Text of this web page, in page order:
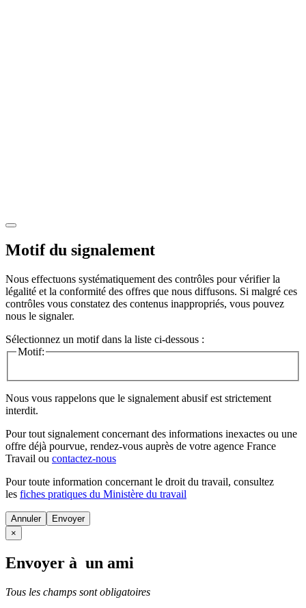
Motif du signalement
Nous effectuons systématiquement des contrôles pour vérifier la
légalité et la conformité des offres que nous diffusons. Si malgré ces
contrôles vous constatez des contenus inappropriés, vous pouvez
nous le signaler.
Sélectionnez un motif dans la liste ci-dessous :
Motif:
Nous vous rappelons que le signalement abusif est strictement
interdit.
Pour tout signalement concernant des informations inexactes ou une
offre déjà pourvue, rendez-vous auprès de votre agence France
Travail ou contactez-nous
Pour toute information concernant le droit du travail, consultez
les fiches pratiques du Ministère du travail
Annuler
×
Envoyer à un ami
Tous les champs sont obligatoires